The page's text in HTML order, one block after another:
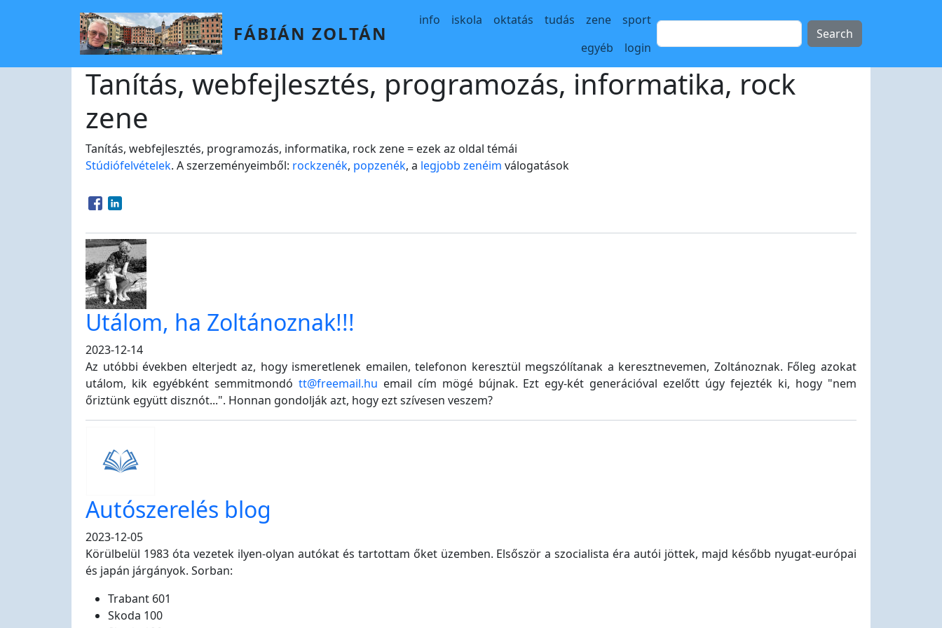
FÁBIÁN ZOLTÁN
Main navigation
info iskola oktatás tudás zene
sport
egyéb
login
Tanítás, webfejlesztés, programozás, informatika, rock
zene
Tanítás, webfejlesztés, programozás, informatika, rock zene = ezek az oldal témái
Stúdiófelvételek. A szerzeményeimből: rockzenék, popzenék, a legjobb zenéim válogatások
Opens in a new window
Opens in a new window
Utálom, ha Zoltánoznak!!!
2023-12-14
Az utóbbi években elterjedt az, hogy ismeretlenek emailen, telefonon keresztül megszólítanak a keresztnevemen, Zoltánoznak. Főleg azokat
utálom, kik egyébként semmitmondó tt@freemail.hu email cím mögé bújnak. Ezt egy-két generációval ezelőtt úgy fejezték ki, hogy "nem
őriztünk együtt disznót...". Honnan gondolják azt, hogy ezt szívesen veszem?
Autószerelés blog
2023-12-05
Körülbelül 1983 óta vezetek ilyen-olyan autókat és tartottam őket üzemben. Elsőször a szocialista éra autói jöttek, majd később nyugat-európai
és japán járgányok. Sorban:
Trabant 601
Skoda 100